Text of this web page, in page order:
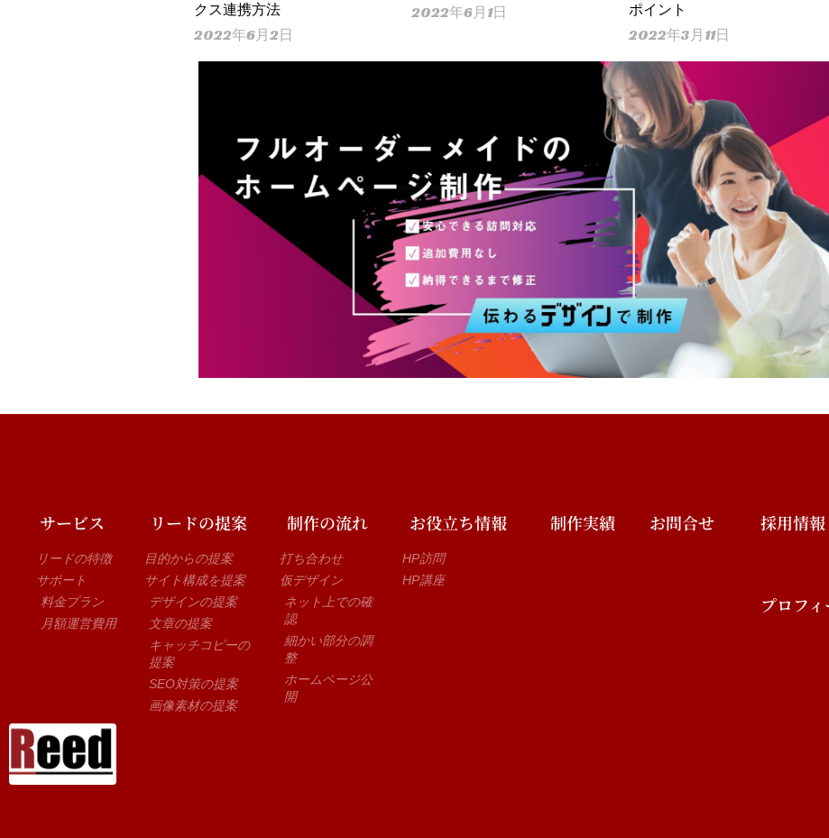
クス連携方法
2022年6月2日
2022年6月1日
ポイント
2022年3月11日
サービス
リードの特徴
サポート
料金プラン
月額運営費用
リードの提案
目的からの提案
サイト構成を提案
デザインの提案
文章の提案
キャッチコピーの
提案
SEO対策の提案
画像素材の提案
制作の流れ
打ち合わせ
仮デザイン
ネット上での確
認
細かい部分の調
整
ホームページ公
開
お役立ち情報
HP訪問
HP講座
制作実績 お問合せ 採用情報
プロフ